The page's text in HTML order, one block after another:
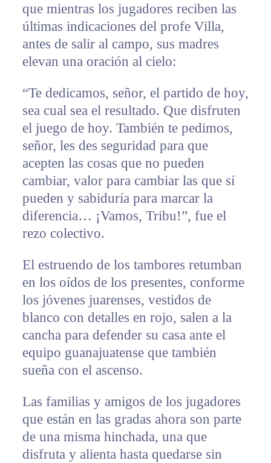
que mientras los jugadores reciben las
últimas indicaciones del profe Villa,
antes de salir al campo, sus madres
elevan una oración al cielo:
“Te dedicamos, señor, el partido de hoy,
sea cual sea el resultado. Que disfruten
el juego de hoy. También te pedimos,
señor, les des seguridad para que
acepten las cosas que no pueden
cambiar, valor para cambiar las que sí
pueden y sabiduría para marcar la
diferencia… ¡Vamos, Tribu!”, fue el
rezo colectivo.
El estruendo de los tambores retumban
en los oídos de los presentes, conforme
los jóvenes juarenses, vestidos de
blanco con detalles en rojo, salen a la
cancha para defender su casa ante el
equipo guanajuatense que también
sueña con el ascenso.
Las familias y amigos de los jugadores
que están en las gradas ahora son parte
de una misma hinchada, una que
disfruta y alienta hasta quedarse sin